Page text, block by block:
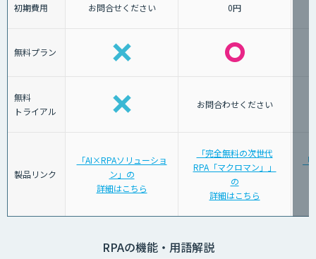
初期費用 お問合せください 0円
無料プラン
無料
トライアル
お問合わせください
製品リンク
「AI×RPAソリューショ
ン」の
詳細はこちら
「完全無料の次世代
RPA「マクロマン」」
の
詳細はこちら
RPAの機能・用語解説